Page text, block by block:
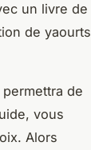
un livre de
de yaourts
de
vous
Alors